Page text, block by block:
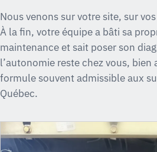
Nous venons sur votre site, sur
À la fin, votre équipe a bâti sa
maintenance et sait poser son
l’autonomie reste chez vous,
formule souvent admissible aux
Québec.